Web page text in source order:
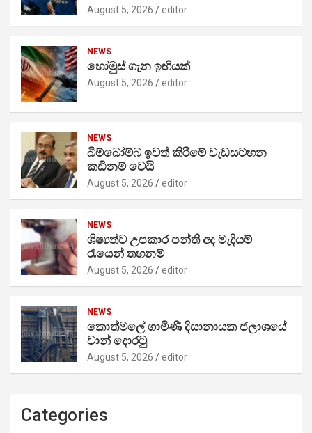
August 5, 2026 editor
NEWS
හෝමුස් ගැන ඉඟියක්
August 5, 2026 editor
NEWS
බිම්බෝම්බ ඉවත් කිරීමේ වැඩසටහන
කඩිනම් වෙයි
August 5, 2026 editor
NEWS
ශිෂ්‍යත්ව උපකාර පන්ති අද මැදියම්
රැයෙන් තහනම්
August 5, 2026 editor
NEWS
කොත්මලේ ගාමිණී දිසානායක ජලාශයේ
වාන් දොරටු
August 5, 2026 editor
Categories